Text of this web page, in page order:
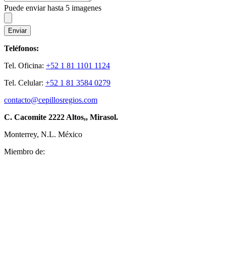
Puede enviar hasta 5 imagenes
Enviar
Teléfonos:
Tel. Oficina: +52 1 81 1101 1124
Tel. Celular: +52 1 81 3584 0279
contacto@cepillosregios.com
C. Cacomite 2222 Altos,, Mirasol.
Monterrey, N.L. México
Miembro de: